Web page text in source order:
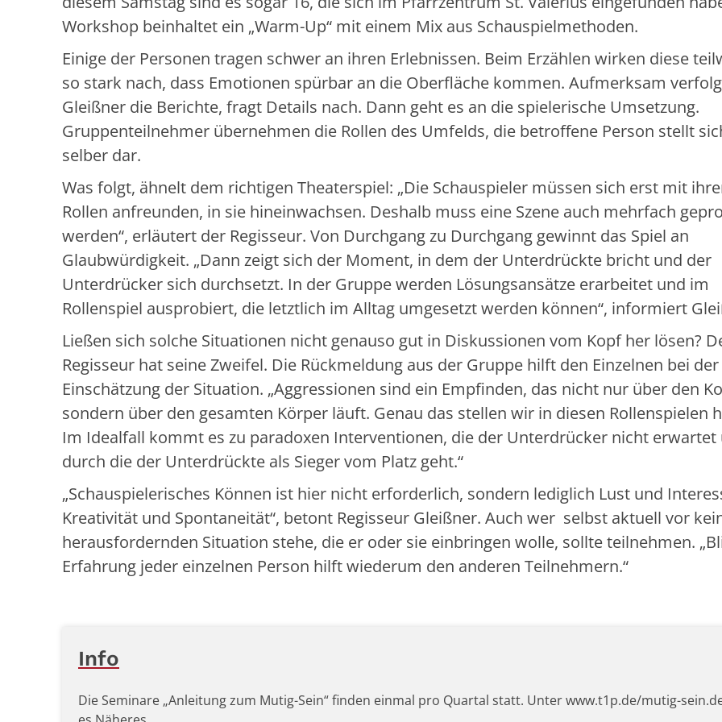
Workshop beinhaltet ein „Warm-Up“ mit einem Mix aus Schauspielmethoden.
Einige der Personen tragen schwer an ihren Erlebnissen. Beim Erzählen wirken diese
so stark nach, dass Emotionen spürbar an die Oberfläche kommen. Aufmerksam
Gleißner die Berichte, fragt Details nach. Dann geht es an die spielerische Umsetzung.
Gruppenteilnehmer übernehmen die Rollen des Umfelds, die betroffene Person stellt
selber dar.
Was folgt, ähnelt dem richtigen Theaterspiel: „Die Schauspieler müssen sich erst mit
Rollen anfreunden, in sie hineinwachsen. Deshalb muss eine Szene auch mehrfach
werden“, erläutert der Regisseur. Von Durchgang zu Durchgang gewinnt das Spiel an
Glaubwürdigkeit. „Dann zeigt sich der Moment, in dem der Unterdrückte bricht und der
Unterdrücker sich durchsetzt. In der Gruppe werden Lösungsansätze erarbeitet und im
Rollenspiel ausprobiert, die letztlich im Alltag umgesetzt werden können“, informiert
Ließen sich solche Situationen nicht genauso gut in Diskussionen vom Kopf her lösen?
Regisseur hat seine Zweifel. Die Rückmeldung aus der Gruppe hilft den Einzelnen bei der
Einschätzung der Situation. „Aggressionen sind ein Empfinden, das nicht nur über den
sondern über den gesamten Körper läuft. Genau das stellen wir in diesen Rollenspielen
Im Idealfall kommt es zu paradoxen Interventionen, die der Unterdrücker nicht erwartet
durch die der Unterdrückte als Sieger vom Platz geht.“
„Schauspielerisches Können ist hier nicht erforderlich, sondern lediglich Lust und
Kreativität und Spontaneität“, betont Regisseur Gleißner. Auch wer selbst aktuell vor
herausfordernden Situation stehe, die er oder sie einbringen wolle, sollte teilnehmen.
Erfahrung jeder einzelnen Person hilft wiederum den anderen Teilnehmern.“
Info
Die Seminare „Anleitung zum Mutig-Sein“ finden einmal pro Quartal statt. Unter www.t1p.de/mutig-